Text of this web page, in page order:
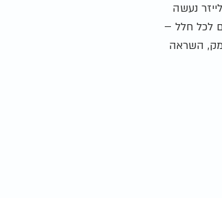
נעשה
לכל חלל –
השראה